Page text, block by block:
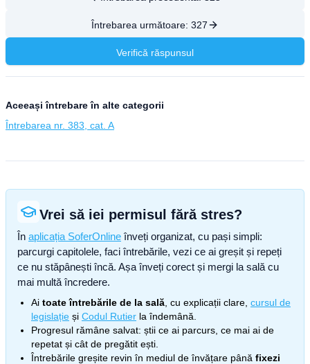
Întrebarea următoare: 327
Verifică răspunsul
Aceeași întrebare în alte categorii
Întrebarea nr. 383, cat. A
Vrei să iei permisul fără stres?
În aplicația SoferOnline înveți organizat, cu pași simpli:
parcurgi capitolele, faci întrebările, vezi ce ai greșit și repeți
ce nu stăpânești încă. Așa înveți corect și mergi la sală cu
mai multă încredere.
Ai toate întrebările de la sală , cu explicații clare, cursul de
legislație și Codul Rutier la îndemână.
Progresul rămâne salvat: știi ce ai parcurs, ce mai ai de
repetat și cât de pregătit ești.
Întrebările greșite revin în mediul de învățare până fixezi